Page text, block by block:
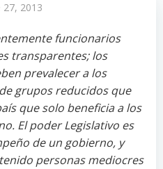
2013
funcionarios
transparentes; los
prevalecer a los
grupos reducidos que
que solo beneficia a los
El poder Legislativo es
de un gobierno, y
personas mediocres